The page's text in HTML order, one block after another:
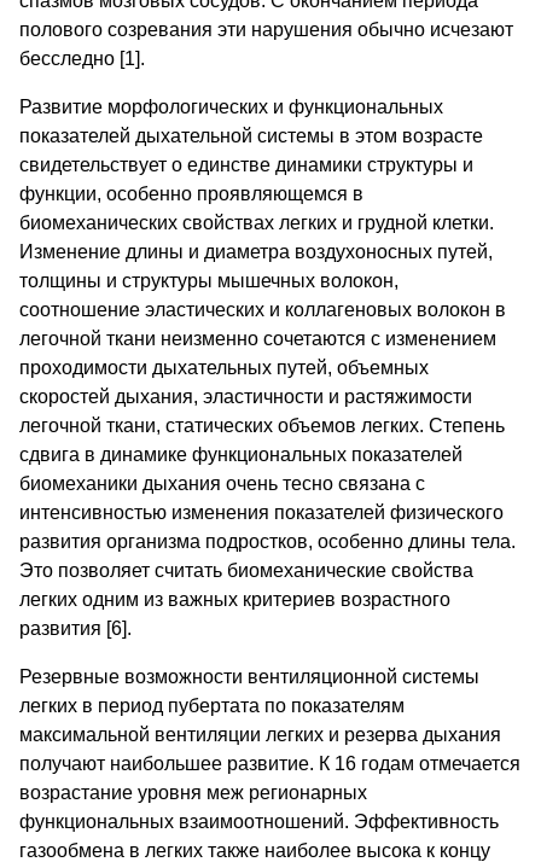
полового созревания эти нарушения обычно исчезают
бесследно [1].
Развитие морфологических и функциональных
показателей дыхательной системы в этом возрасте
свидетельствует о единстве динамики структуры и
функции, особенно проявляющемся в
биомеханических свойствах легких и грудной клетки.
Изменение длины и диаметра воздухоносных путей,
толщины и структуры мышечных волокон,
соотношение эластических и коллагеновых волокон в
легочной ткани неизменно сочетаются с изменением
проходимости дыхательных путей, объемных
скоростей дыхания, эластичности и растяжимости
легочной ткани, статических объемов легких. Степень
сдвига в динамике функциональных показателей
биомеханики дыхания очень тесно связана с
интенсивностью изменения показателей физического
развития организма подростков, особенно длины тела.
Это позволяет считать биомеханические свойства
легких одним из важных критериев возрастного
развития [6].
Резервные возможности вентиляционной системы
легких в период пубертата по показателям
максимальной вентиляции легких и резерва дыхания
получают наибольшее развитие. К 16 годам отмечается
возрастание уровня меж регионарных
функциональных взаимоотношений. Эффективность
газообмена в легких также наиболее высока к концу